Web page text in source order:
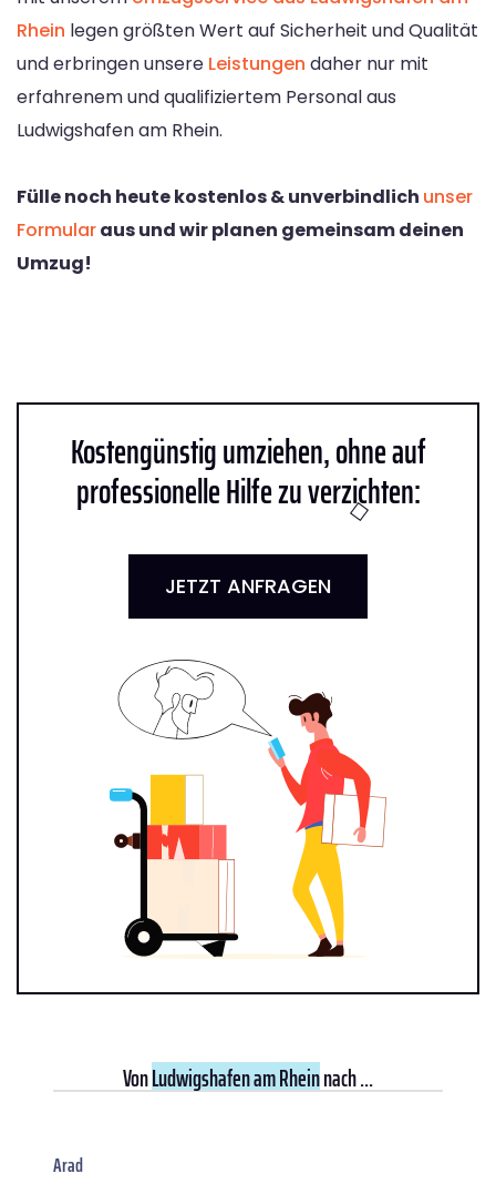
Rhein legen größten Wert auf Sicherheit und Qualität
und erbringen unsere Leistungen daher nur mit
erfahrenem und qualifiziertem Personal aus
Ludwigshafen am Rhein.
Fülle noch heute kostenlos & unverbindlich unser
Formularaus und wir planen gemeinsam deinen
Umzug!
Kostengünstig umziehen, ohne auf
professionelle Hilfe zu verzichten:
JETZT ANFRAGEN
VonLudwigshafen am Rheinnach ...
Arad